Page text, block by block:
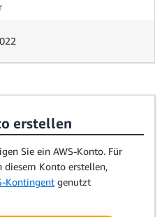
erstellen
Sie ein AWS-Konto. Für
diesem Konto erstellen,
Kontingent genutzt